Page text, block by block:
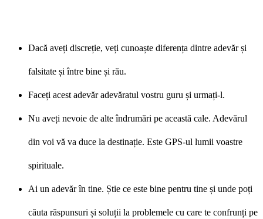
Dacă aveți discreție, veți cunoaște diferența dintre adevăr și
falsitate și între bine și rău.
Faceți acest adevăr adevăratul vostru guru și urmați-l.
Nu aveți nevoie de alte îndrumări pe această cale. Adevărul
din voi vă va duce la destinație. Este GPS-ul lumii voastre
spirituale.
Ai un adevăr în tine. Știe ce este bine pentru tine și unde poți
căuta răspunsuri și soluții la problemele cu care te confrunți pe